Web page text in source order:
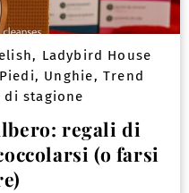
, Ladybird House
Unghie, Trend
stagione
regali di
(o farsi